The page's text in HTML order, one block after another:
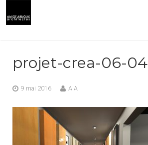
PRESTATIONS
projet-crea-06-04
9 mai 2016 A A